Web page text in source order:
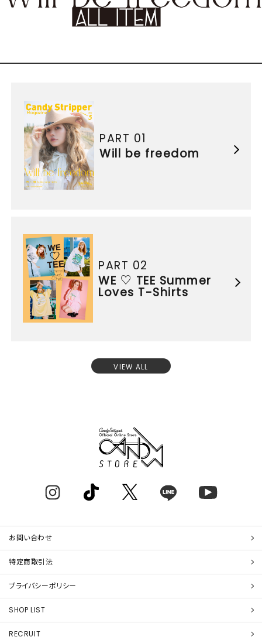
PART 01
Will be freedom
PART 02
WE ♡ TEE Summer
Loves T-Shirts
VIEW ALL
お問い合わせ
特定商取引法
プライバシーポリシー
SHOP LIST
RECRUIT